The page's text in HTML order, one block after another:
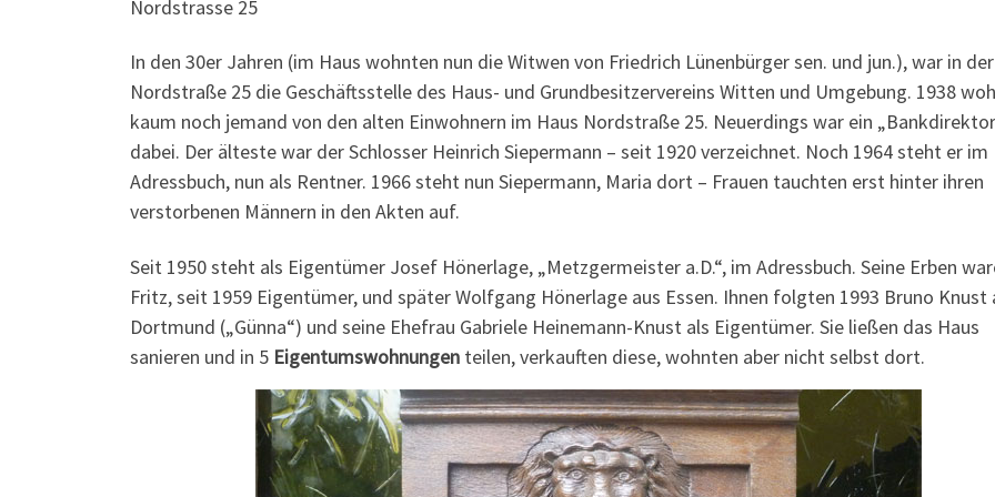
Nordstrasse 25
In den 30er Jahren (im Haus wohnten nun die Witwen von Friedrich Lünenbürger sen. und jun.), war in der
Nordstraße 25 die Geschäftsstelle des Haus- und Grundbesitzervereins Witten und Umgebung. 1938
kaum noch jemand von den alten Einwohnern im Haus Nordstraße 25. Neuerdings war ein
dabei. Der älteste war der Schlosser Heinrich Siepermann – seit 1920 verzeichnet. Noch 1964 steht er im
Adressbuch, nun als Rentner. 1966 steht nun Siepermann, Maria dort – Frauen tauchten erst hinter ihren
verstorbenen Männern in den Akten auf.
Seit 1950 steht als Eigentümer Josef Hönerlage, „Metzgermeister a.D.“, im Adressbuch. Seine Erben
Fritz, seit 1959 Eigentümer, und später Wolfgang Hönerlage aus Essen. Ihnen folgten 1993 Bruno Knust
Dortmund („Günna“) und seine Ehefrau Gabriele Heinemann-Knust als Eigentümer. Sie ließen das Haus
sanieren und in 5 Eigentumswohnungen teilen, verkauften diese, wohnten aber nicht selbst dort.